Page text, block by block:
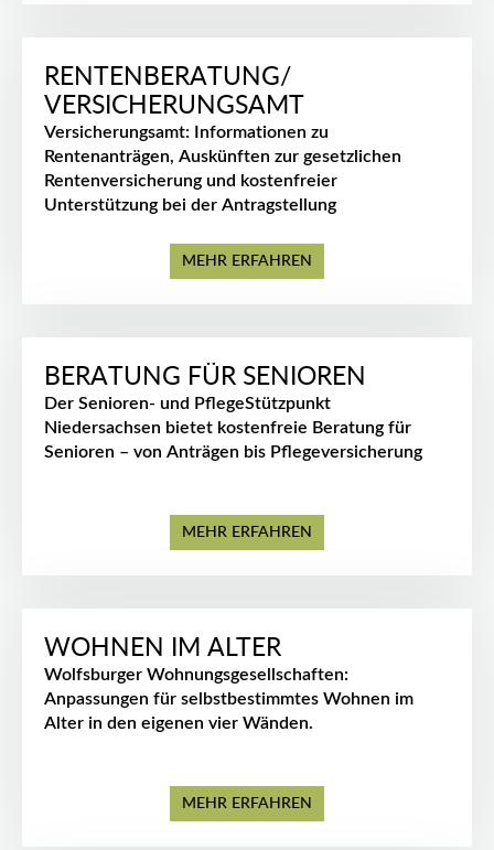
RENTENBERATUNG/
VERSICHERUNGSAMT
Versicherungsamt: Informationen zu
Rentenanträgen, Auskünften zur gesetzlichen
Rentenversicherung und kostenfreier
Unterstützung bei der Antragstellung
MEHR ERFAHREN
BERATUNG FÜR SENIOREN
Der Senioren- und PflegeStützpunkt
Niedersachsen bietet kostenfreie Beratung für
Senioren – von Anträgen bis Pflegeversicherung
MEHR ERFAHREN
WOHNEN IM ALTER
Wolfsburger Wohnungsgesellschaften:
Anpassungen für selbstbestimmtes Wohnen im
Alter in den eigenen vier Wänden.
MEHR ERFAHREN